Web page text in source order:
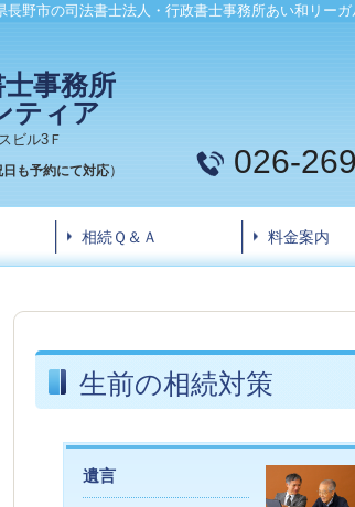
野市の司法書士法人・行政書士事務所あい和リーガ
事務所
ティア
ビル3Ｆ
も予約にて対応） 026-
相続Ｑ＆Ａ 料金案内
生前の相続対策
遺言